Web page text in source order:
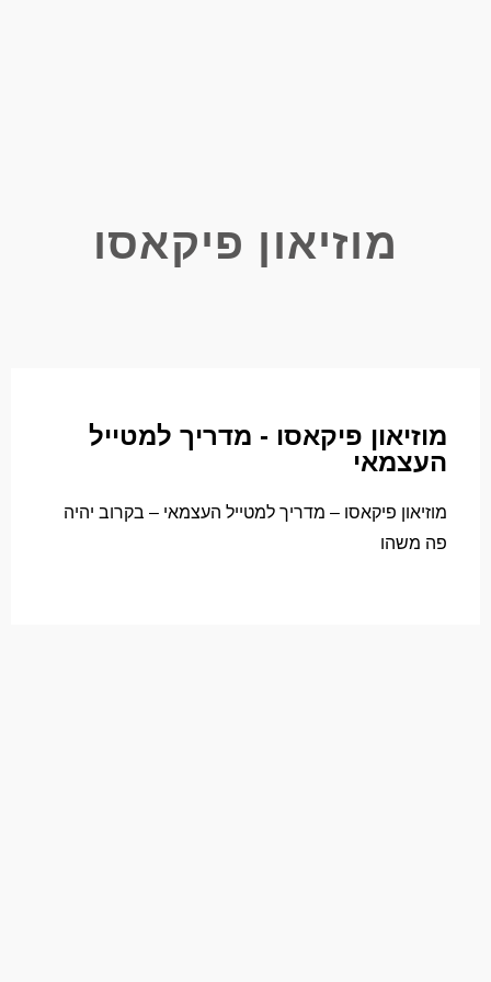
מוזיאון פיקאסו
מוזיאון פיקאסו - מדריך למטייל
העצמאי
מוזיאון פיקאסו – מדריך למטייל העצמאי – בקרוב יהיה
פה משהו